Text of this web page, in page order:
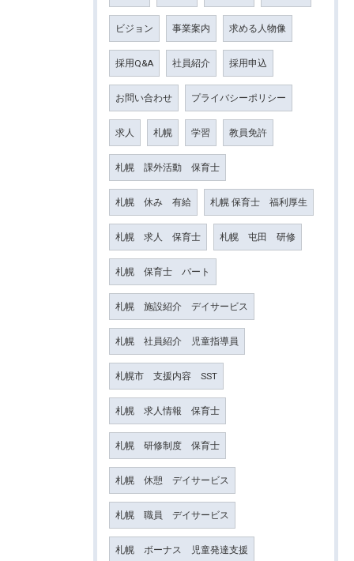
ビジョン 事業案内 求める人物像
採用Q&A 社員紹介 採用申込
お問い合わせ プライバシーポリシー
求人 札幌 学習 教員免許
札幌 課外活動 保育士
札幌 休み 有給 札幌 保育士 福利厚生
札幌 求人 保育士 札幌 屯田 研修
札幌 保育士 パート
札幌 施設紹介 デイサービス
札幌 社員紹介 児童指導員
札幌市 支援内容 SST
札幌 求人情報 保育士
札幌 研修制度 保育士
札幌 休憩 デイサービス
札幌 職員 デイサービス
札幌 ボーナス 児童発達支援